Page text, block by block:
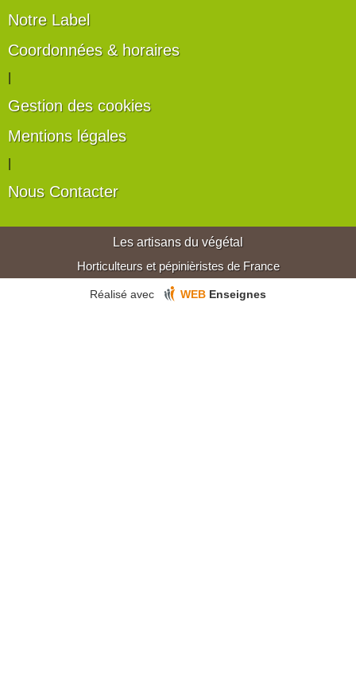
Notre Label
Coordonnées & horaires
Gestion des cookies
Mentions légales
Nous Contacter
Les artisans du végétal
Horticulteurs et pépinièristes de France
Réalisé avec WEB Enseignes